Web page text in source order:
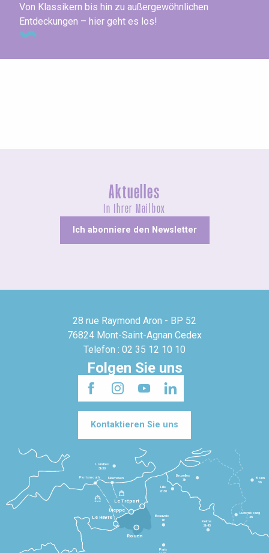
Von Klassikern bis hin zu außergewöhnlichen
Entdeckungen – hier geht es los!
Aktuelles
In Ihrer Mailbox
Ich abonniere den Newsletter
28 rue Raymond Aron - BP 52
76824 Mont-Saint-Agnan Cedex
Telefon : 02 35 12 10 10
Folgen Sie uns
Kontaktieren Sie uns
Le Havre
Dieppe
Le Tréport
Paris
Beauvais
1h
Reims
2h45
Lille
2h30
Bruxelles
3h
Londres
3h30
Newhaven
Portsmouth
Bonn
5h
Luxembourg
4h
Rouen